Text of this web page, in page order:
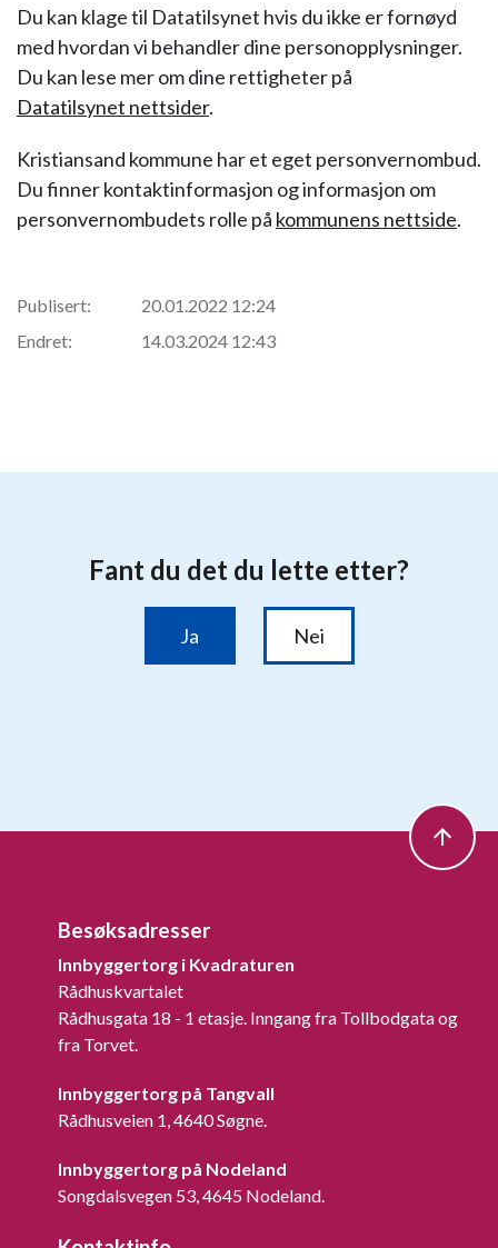
Du kan klage til Datatilsynet hvis du ikke er fornøyd
med hvordan vi behandler dine personopplysninger.
Du kan lese mer om dine rettigheter på
Datatilsynet nettsider.
Kristiansand kommune har et eget personvernombud.
Du finner kontaktinformasjon og informasjon om
personvernombudets rolle på kommunens nettside.
Publisert:
20.01.2022 12:24
Endret:
14.03.2024 12:43
Besøksadresser
Innbyggertorg i Kvadraturen
Rådhuskvartalet
Rådhusgata 18 - 1 etasje. Inngang fra Tollbodgata og
fra Torvet.
Innbyggertorg på Tangvall
Rådhusveien 1, 4640 Søgne.
Innbyggertorg på Nodeland
Songdalsvegen 53, 4645 Nodeland.